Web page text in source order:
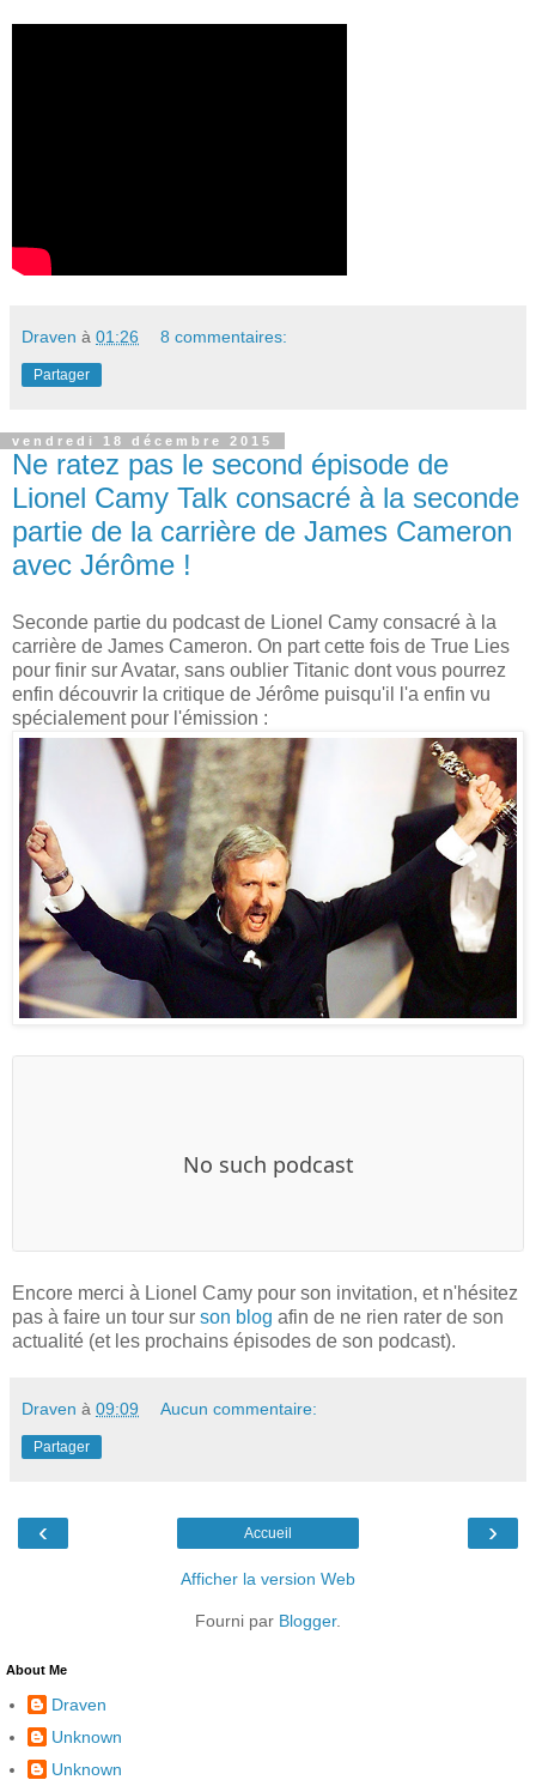
Draven à 01:26 8 commentaires:
Partager
vendredi 18 décembre 2015
Ne ratez pas le second épisode de
Lionel Camy Talk consacré à la seconde
partie de la carrière de James Cameron
avec Jérôme !
Seconde partie du podcast de Lionel Camy consacré à la
carrière de James Cameron. On part cette fois de True Lies
pour finir sur Avatar, sans oublier Titanic dont vous pourrez
enfin découvrir la critique de Jérôme puisqu'il l'a enfin vu
spécialement pour l'émission :
Encore merci à Lionel Camy pour son invitation, et n'hésitez
pas à faire un tour sur son blog afin de ne rien rater de son
actualité (et les prochains épisodes de son podcast).
Draven à 09:09 Aucun commentaire:
Partager
‹ ›
Accueil
Afficher la version Web
Fourni par Blogger.
About Me
Draven
Unknown
Unknown